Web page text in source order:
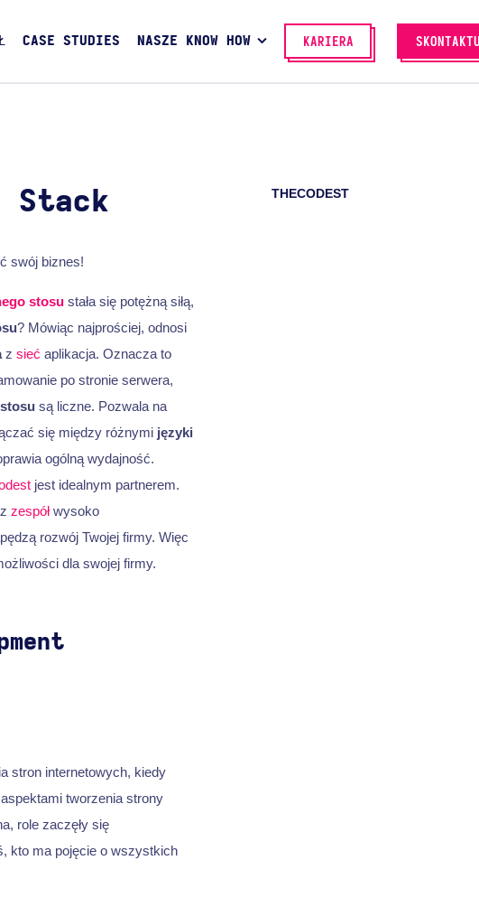
CASE STUDIES NASZE KNOW HOW KARIERA
Stack THECODEST
swój biznes!
stosustała się potężną siłą,
? Mówiąc najprościej, odnosi
z sieć aplikacja. Oznacza to
po stronie serwera,
są liczne. Pozwala na
się między różnymi języki
ogólną wydajność.
jest idealnym partnerem.
zespółwysoko
rozwój Twojej firmy. Więc
dla swojej firmy.
stron internetowych, kiedy
tworzenia strony
role zaczęły się
kto ma pojęcie o wszystkich